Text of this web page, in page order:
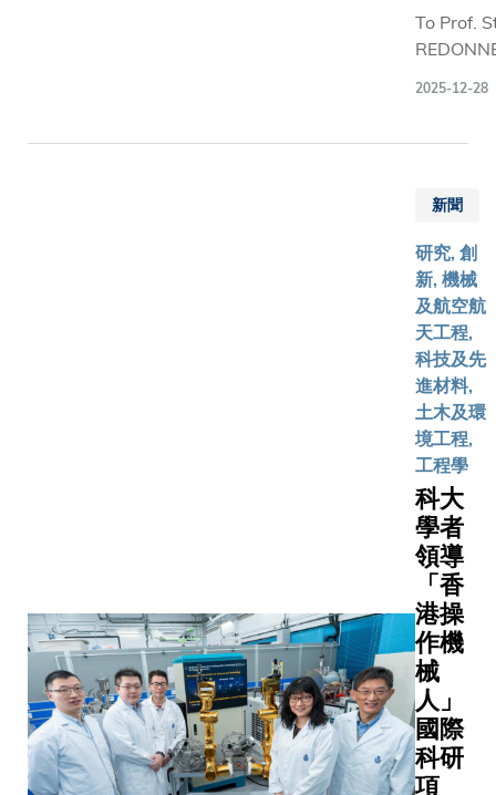
To Prof.
not only
but also
brings his
as the life
gained
path.
2025-12-28
新聞
研究, 創
新, 機械
及航空航
天工程,
科技及先
進材料,
土木及環
境工程,
工程學
科大
學者
領導
「香
港操
作機
械
人」
國際
科研
項